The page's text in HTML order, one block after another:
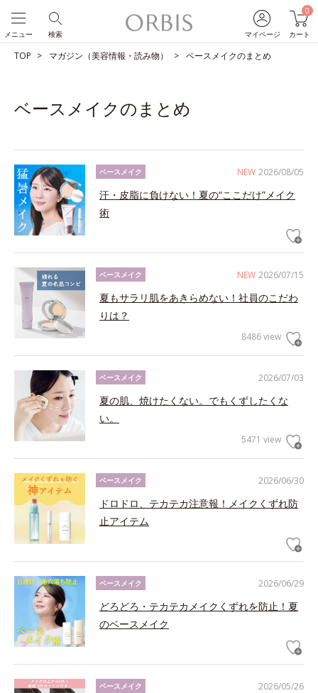
マイページ
0
カート
検索
メニュー
TOP マガジン（美容情報・読み物） ベースメイクのまとめ
ベースメイクのまとめ
NEW 2026/08/05
ベースメイク
汗・皮脂に負けない！夏の“ここだけ”メイク
術
NEW 2026/07/15
ベースメイク
夏もサラリ肌をあきらめない！社員のこだわ
りは？
8486 view
2026/07/03
ベースメイク
夏の肌、焼けたくない。でもくずしたくな
い。
5471 view
2026/06/30
ベースメイク
ドロドロ、テカテカ注意報！メイクくずれ防
止アイテム
2026/06/29
ベースメイク
どろどろ・テカテカメイクくずれを防止！夏
のベースメイク
2026/05/26
ベースメイク